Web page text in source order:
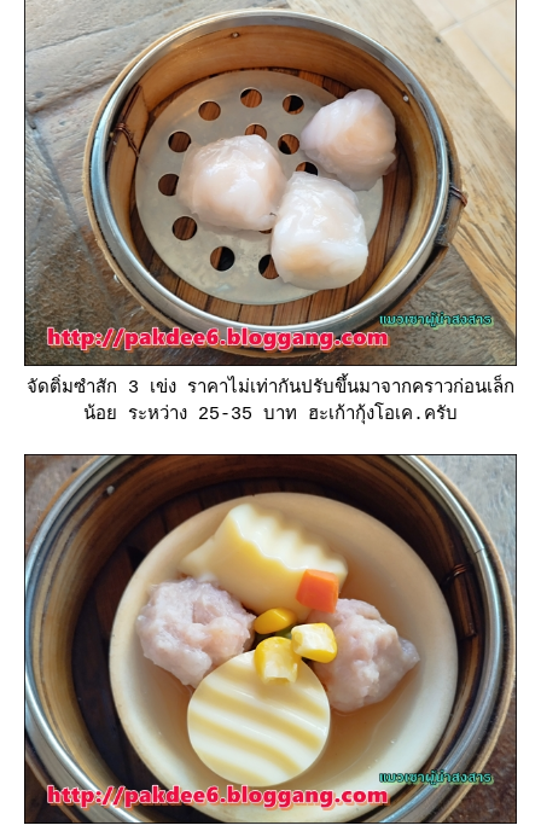
จัดติ่มซำสัก 3 เข่ง ราคาไม่เท่ากันปรับขึ้นมาจากคราวก่อนเล็ก
น้อย ระหว่าง 25-35 บาท ฮะเก้ากุ้งโอเค.ครับ